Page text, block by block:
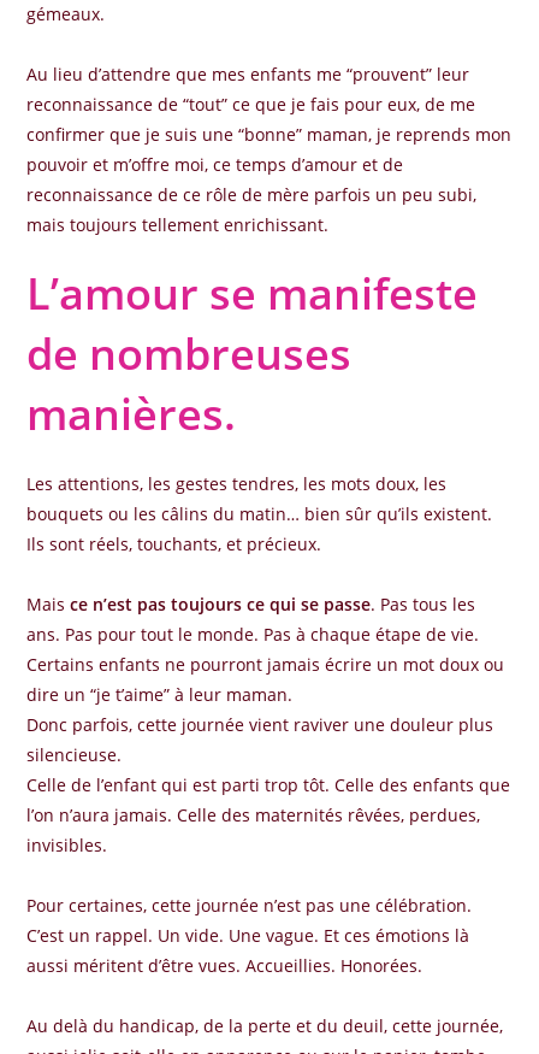
gémeaux.
Au lieu d’attendre que mes enfants me “prouvent” leur
reconnaissance de “tout” ce que je fais pour eux, de me
confirmer que je suis une “bonne” maman, je reprends mon
pouvoir et m’offre moi, ce temps d’amour et de
reconnaissance de ce rôle de mère parfois un peu subi,
mais toujours tellement enrichissant.
L’amour se manifeste
de nombreuses
manières.
Les attentions, les gestes tendres, les mots doux, les
bouquets ou les câlins du matin… bien sûr qu’ils existent.
Ils sont réels, touchants, et précieux.
Maisce n’est pas toujours ce qui se passe. Pas tous les
ans. Pas pour tout le monde. Pas à chaque étape de vie.
Certains enfants ne pourront jamais écrire un mot doux ou
dire un “je t’aime” à leur maman.
Donc parfois, cette journée vient raviver une douleur plus
silencieuse.
Celle de l’enfant qui est parti trop tôt. Celle des enfants que
l’on n’aura jamais. Celle des maternités rêvées, perdues,
invisibles.
Pour certaines, cette journée n’est pas une célébration.
C’est un rappel. Un vide. Une vague. Et ces émotions là
aussi méritent d’être vues. Accueillies. Honorées.
Au delà du handicap, de la perte et du deuil, cette journée,